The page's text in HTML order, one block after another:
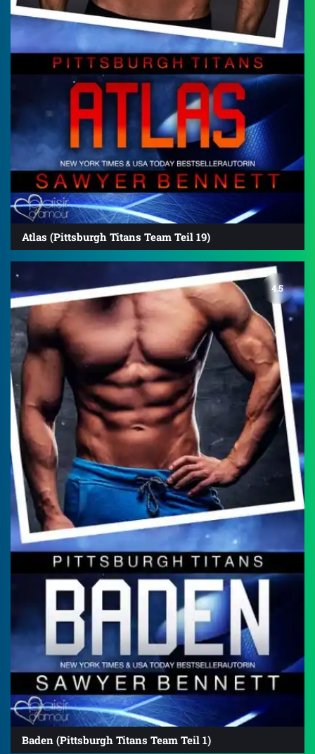
Atlas (Pittsburgh Titans Team Teil 19)
4.5
Baden (Pittsburgh Titans Team Teil 1)